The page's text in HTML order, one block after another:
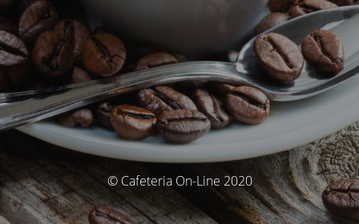
© Cafeteria On-Line 2020